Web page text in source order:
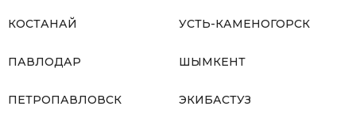
КОСТАНАЙ
ПАВЛОДАР
ПЕТРОПАВЛОВСК
УСТЬ-КАМЕНОГОРСК
ШЫМКЕНТ
ЭКИБАСТУЗ